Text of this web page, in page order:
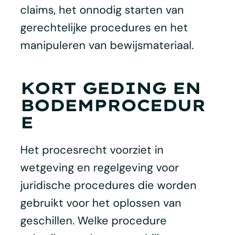
claims, het onnodig starten van
gerechtelijke procedures en het
manipuleren van bewijsmateriaal.
KORT GEDING EN
BODEMPROCEDUR
E
Het procesrecht voorziet in
wetgeving en regelgeving voor
juridische procedures die worden
gebruikt voor het oplossen van
geschillen. Welke procedure